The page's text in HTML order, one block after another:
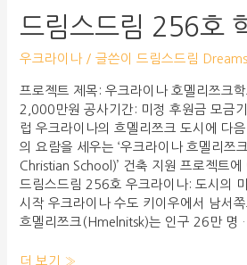
드림스드림 256호
우크라이나 / 글쓴이드림스드림
프로젝트 제목: 우크라이나 호멜리쯔크
2,000만원 공사기간: 미정 후원금 모금
럽 우크라이나의 흐멜리쯔크 도시에 다
의 요람을 세우는 ‘우크라이나 흐멜리쯔
Christian School)’ 건축 지원 프로젝트에
드림스드림 256호 우크라이나: 도시의
시작 우크라이나 수도 키이우에서 남서
흐멜리쯔크(Hmelnitsk)는 인구 26만 명
더 보기 »